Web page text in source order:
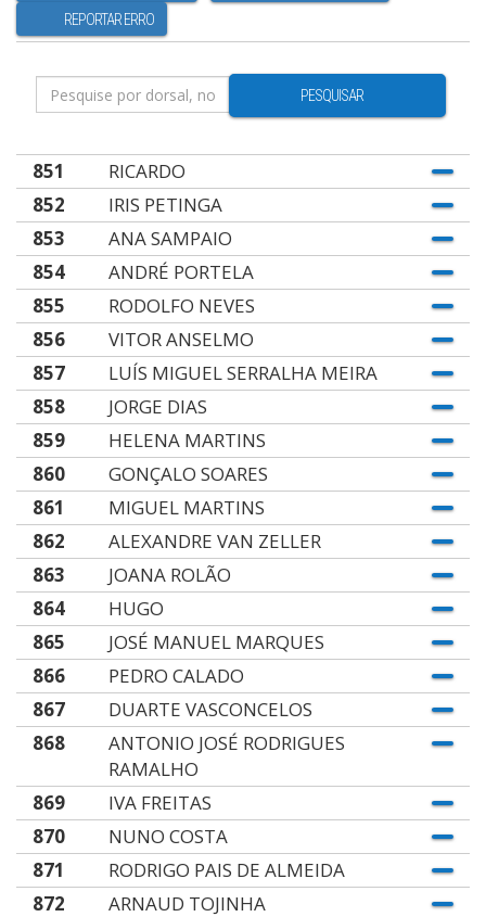
REPORTAR ERRO
PESQUISAR
851
RICARDO
852
IRIS PETINGA
853
ANA SAMPAIO
854
ANDRÉ PORTELA
855
RODOLFO NEVES
856
VITOR ANSELMO
857
LUÍS MIGUEL SERRALHA MEIRA
858
JORGE DIAS
859
HELENA MARTINS
860
GONÇALO SOARES
861
MIGUEL MARTINS
862
ALEXANDRE VAN ZELLER
863
JOANA ROLÃO
864
HUGO
865
JOSÉ MANUEL MARQUES
866
PEDRO CALADO
867
DUARTE VASCONCELOS
868
ANTONIO JOSÉ RODRIGUES
RAMALHO
869
IVA FREITAS
870
NUNO COSTA
871
RODRIGO PAIS DE ALMEIDA
872
ARNAUD TOJINHA